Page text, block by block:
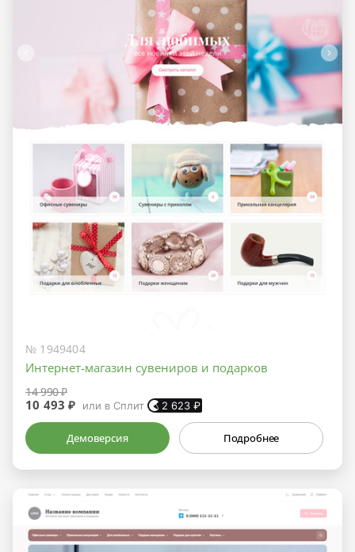
№ 1949404
Интернет-магазин сувениров и подарков
14 990 ₽
10 493 ₽ или в Сплит 2 623₽
Демоверсия Подробнее